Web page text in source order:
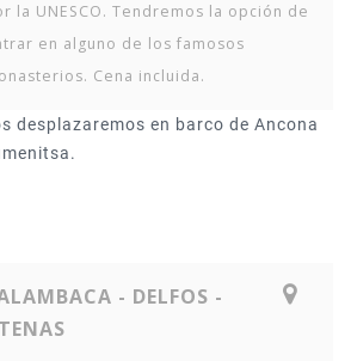
la UNESCO. Tendremos la opción de
en alguno de los famosos
Cena incluida.
- DELFOS -